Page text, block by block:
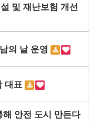
및 재난보험 개선
의 날 운영
대표
안전 도시 만든다